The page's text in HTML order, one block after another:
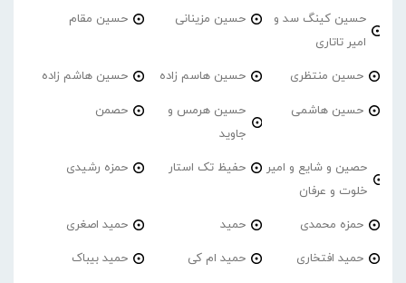
حسین کینگ سد و
امیر تاتاری
حسین مزینانی حسین مقام
حسین منتظری حسین هاسم زاده حسین هاشم زاده
حسین هاشمی
حسین هرمس و
جاوید
حصمن
حصین و شایع و امیر
خلوت و عرفان
حفیظ تک استار حمزه رشیدی
حمزه محمدی حمید حمید اصغری
حمید افتخاری حمید ام کی حمید بیباک